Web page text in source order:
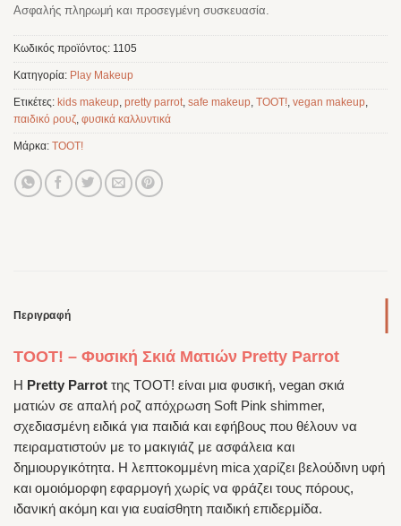
Ασφαλής πληρωμή και προσεγμένη συσκευασία.
Κωδικός προϊόντος: 1105
Κατηγορία: Play Makeup
Ετικέτες: kids makeup pretty parrot safe makeup TOOT! vegan makeup
παιδικό ρουζ φυσικά καλλυντικά
Μάρκα: TOOT!
Περιγραφή
TOOT! – Φυσική Σκιά Ματιών Pretty Parrot
Η Pretty Parrot της TOOT! είναι μια φυσική, vegan σκιά
ματιών σε απαλή ροζ απόχρωση Soft Pink shimmer,
σχεδιασμένη ειδικά για παιδιά και εφήβους που θέλουν να
πειραματιστούν με το μακιγιάζ με ασφάλεια και
δημιουργικότητα. Η λεπτοκομμένη mica χαρίζει βελούδινη υφή
και ομοιόμορφη εφαρμογή χωρίς να φράζει τους πόρους,
ιδανική ακόμη και για ευαίσθητη παιδική επιδερμίδα.